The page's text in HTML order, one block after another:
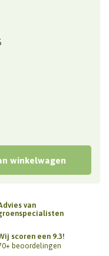
winkelwagen
van
scoren een 9.3!
beoordelingen